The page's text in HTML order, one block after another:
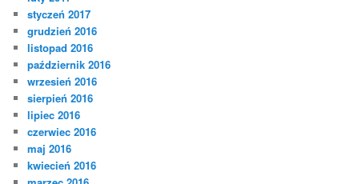
styczeń 2017
grudzień 2016
listopad 2016
październik 2016
wrzesień 2016
sierpień 2016
lipiec 2016
czerwiec 2016
maj 2016
kwiecień 2016